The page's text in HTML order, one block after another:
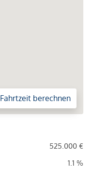
Fahrtzeit berechnen
525.000 €
1.1 %